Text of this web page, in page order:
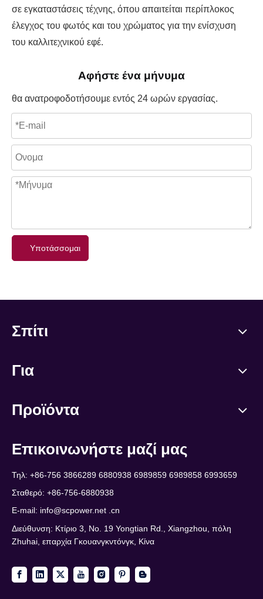
σε εγκαταστάσεις τέχνης, όπου απαιτείται περίπλοκος
έλεγχος του φωτός και του χρώματος για την ενίσχυση
του καλλιτεχνικού εφέ.
Αφήστε ένα μήνυμα
θα ανατροφοδοτήσουμε εντός 24 ωρών εργασίας.
Υποτάσσομαι
Σπίτι
Για
Προϊόντα
Επικοινωνήστε μαζί μας
Τηλ: +86-756 3866289 6880938 6989859 6989858 6993659
Σταθερό: +86-756-6880938
E-mail: info@scpower.net .cn
Διεύθυνση: Κτίριο 3, No. 19 Yongtian Rd., Xiangzhou, πόλη
Zhuhai, επαρχία Γκουανγκντόνγκ, Κίνα